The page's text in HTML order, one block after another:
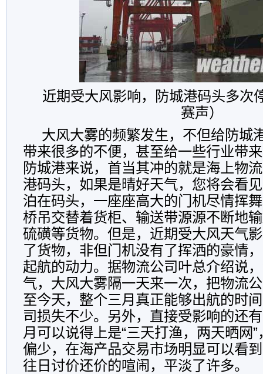
近期受大风影响，防城港码头多次
赛声）
大风大雾的频繁发生，不但给防城
带来很多的不便，甚至给一些行业带
防城港来说，首当其冲的就是海上物
港码头，如果是晴好天气，您将会看
泊在码头，一座座高大的门机尽情挥
桥吊交替着货柜、输送带源源不断地
硫磺等货物。但是，近期受大风天气
了货物，非但门机没有了挥洒的豪情
起航的动力。据物流公司叶总介绍说
气，大风大雾隔一天来一次，把物流
至今天，整个三月真正能够出航的时
司损失不少。另外，直接受影响的还
月可以说得上是“三天打渔，两天晒网
偏少，在海产品交易市场明显可以看
往日讨价还价的喧闹，平淡了许多。